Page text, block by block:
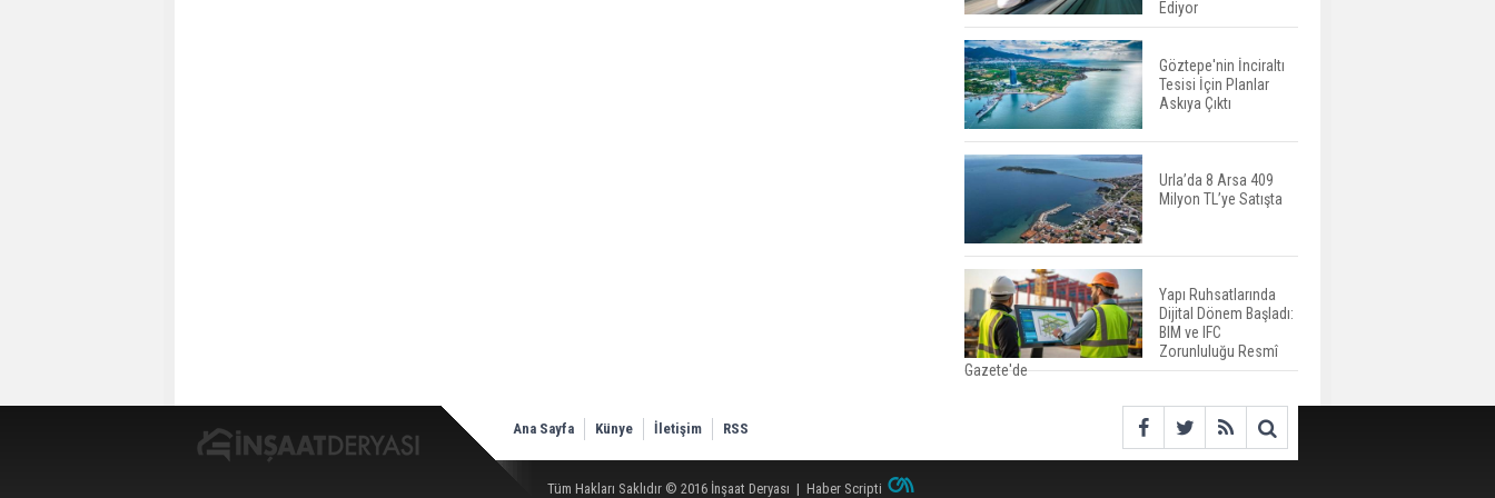
İspanya'da Bir Yılda
Yüzde 16,2 Arttı
Konut Satışları Güçlü
Seyrini Korudu Yabancıya
Satış Geriledi
ABD'de İnşaat
Harcamaları Geriledi
Tercih Döneminde
Barınma Telaşı Başladı
Ediyor
Göztepe'nin İnciraltı
Tesisi İçin Planlar
Askıya Çıktı
Urla’da 8 Arsa 409
Milyon TL’ye Satışta
Yapı Ruhsatlarında
Dijital Dönem Başladı:
BIM ve IFC
Zorunluluğu Resmî
Gazete'de
Ana Sayfa Künye İletişim RSS
Tüm Hakları Saklıdır © 2016 İnşaat Deryası | Haber Scripti